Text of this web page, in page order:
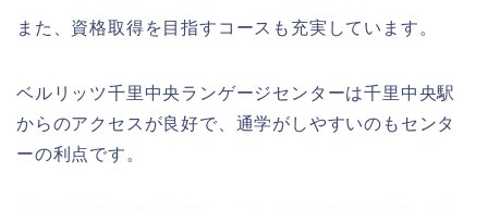
また、資格取得を目指すコースも充実しています。
ベルリッツ千里中央ランゲージセンターは千里中央駅
からのアクセスが良好で、通学がしやすいのもセンタ
ーの利点です。